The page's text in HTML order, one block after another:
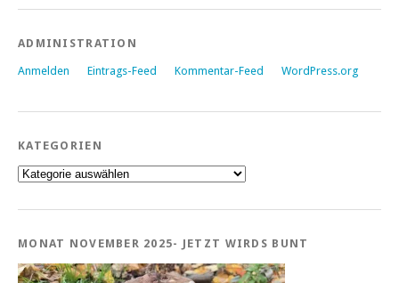
ADMINISTRATION
Anmelden Eintrags-Feed Kommentar-Feed WordPress.org
KATEGORIEN
Kategorien
MONAT NOVEMBER 2025- JETZT WIRDS BUNT